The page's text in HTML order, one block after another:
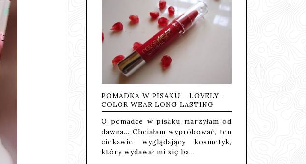
POMADKA W PISAKU - LOVELY -
COLOR WEAR LONG LASTING
O pomadce w pisaku marzyłam od
dawna... Chciałam wypróbować, ten
ciekawie wyglądający kosmetyk,
który wydawał mi się ba…